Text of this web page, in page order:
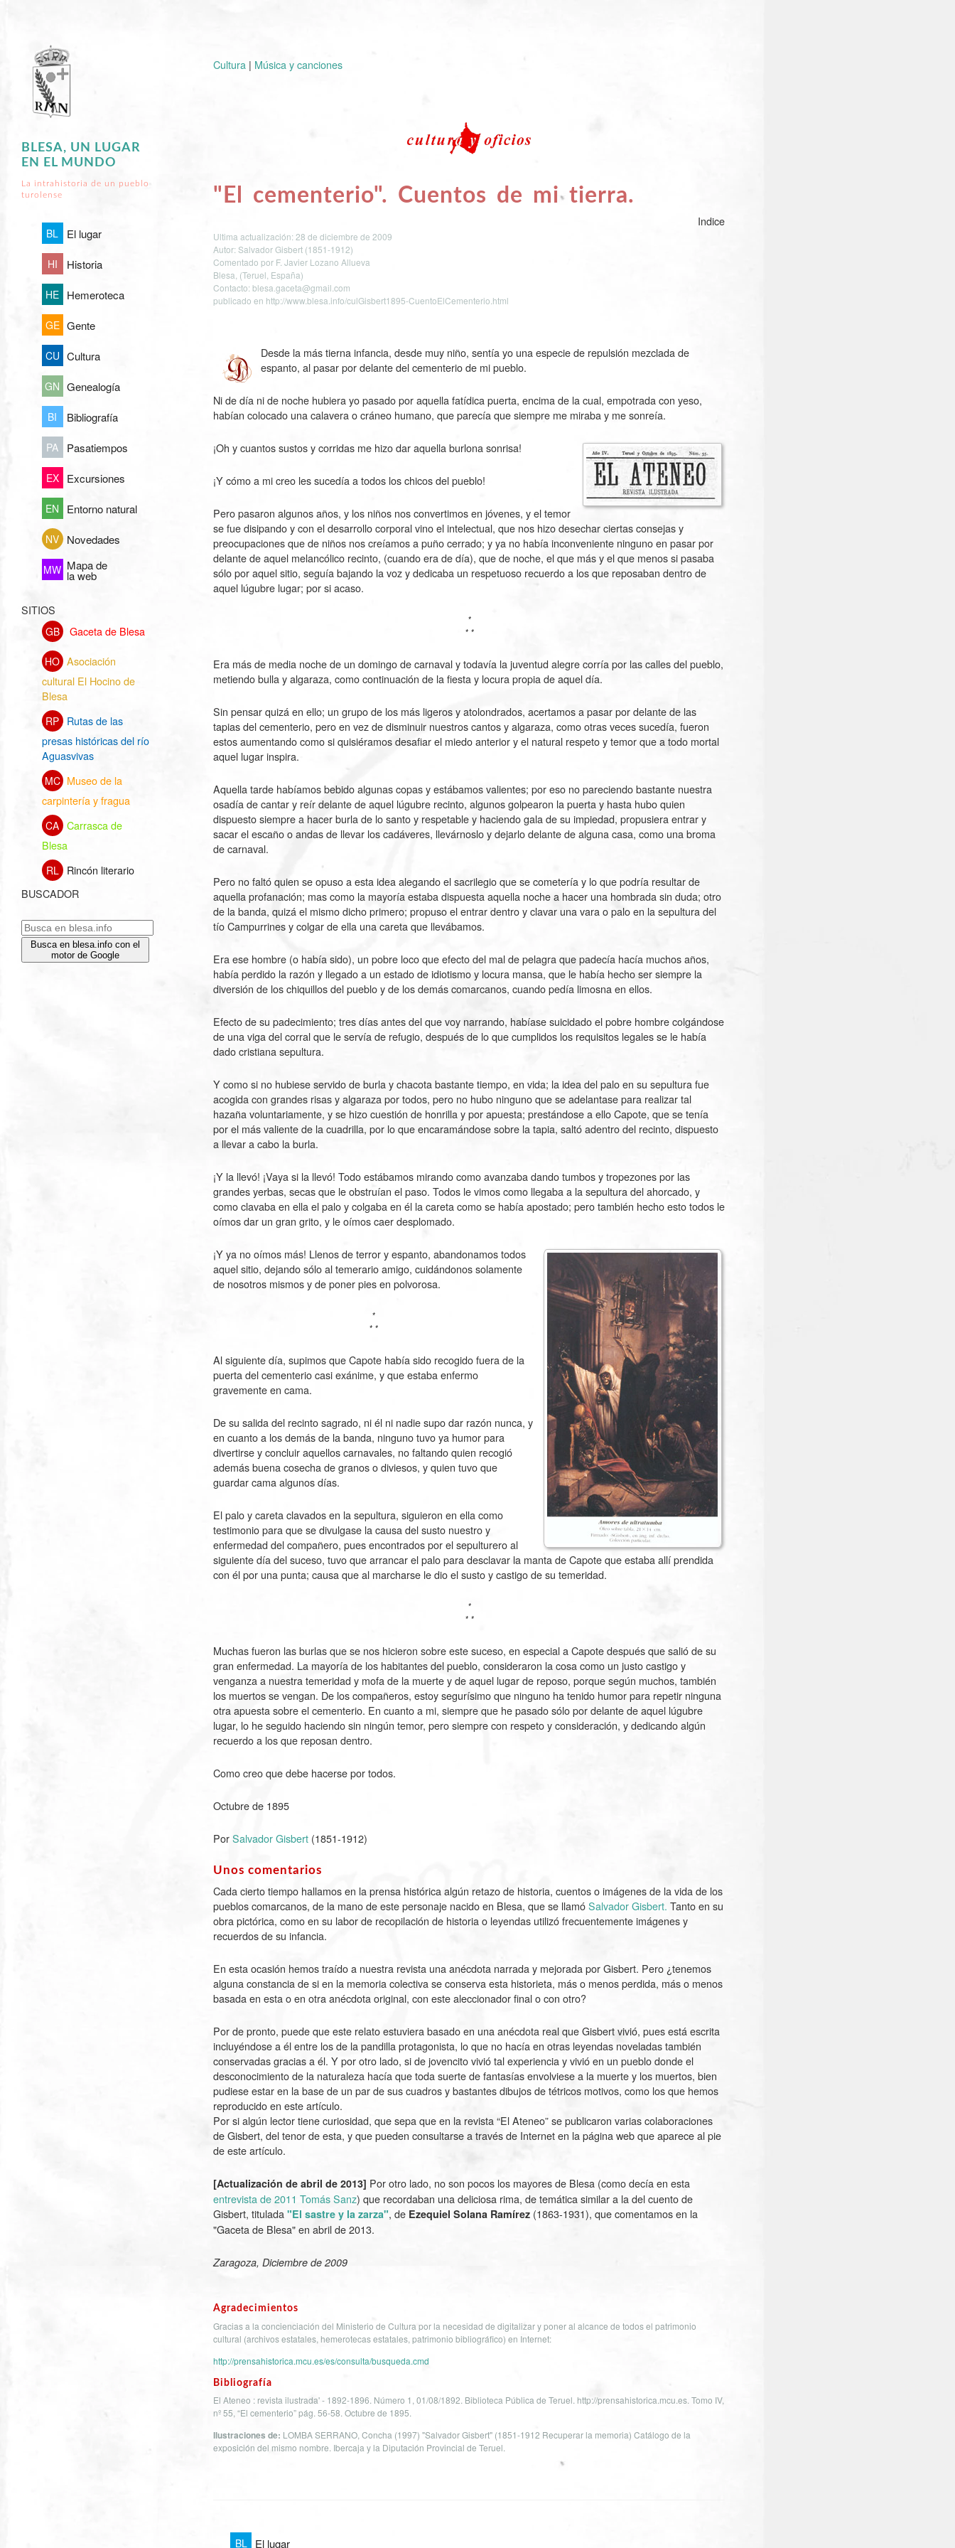
BLESA, UN LUGAR
EN EL MUNDO
La intrahistoria de un pueblo
turolense
BL El lugar
HI Historia
HE Hemeroteca
GE Gente
CU Cultura
GN Genealogía
BI Bibliografía
PA Pasatiempos
EX Excursiones
EN Entorno natural
NV Novedades
MW Mapa de
la web
SITIOS
GB Gaceta de Blesa
HO Asociación
cultural El Hocino de
Blesa
RP Rutas de las
presas históricas del río
Aguasvivas
MC Museo de la
carpintería y fragua
CA Carrasca de
Blesa
RL
Rincón literario
BUSCADOR
Busca en blesa.info con el
motor de Google
Cultura | Música y canciones
"El cementerio". Cuentos de mi tierra.
Ultima actualización: 28 de diciembre de 2009
Autor: Salvador Gisbert (1851-1912)
Comentado por F. Javier Lozano Allueva
Blesa, (Teruel, España)
Contacto: blesa.gaceta@gmail.com
publicado en http://www.blesa.info/culGisbert1895-CuentoElCementerio.html
Indice
Desde la más tierna infancia, desde muy niño, sentía yo una especie de repulsión mezclada de
espanto, al pasar por delante del cementerio de mi pueblo.
Ni de día ni de noche hubiera yo pasado por aquella fatídica puerta, encima de la cual, empotrada con yeso,
habían colocado una calavera o cráneo humano, que parecía que siempre me miraba y me sonreía.
¡Oh y cuantos sustos y corridas me hizo dar aquella burlona sonrisa!
¡Y cómo a mi creo les sucedía a todos los chicos del pueblo!
Pero pasaron algunos años, y los niños nos convertimos en jóvenes, y el temor
se fue disipando y con el desarrollo corporal vino el intelectual, que nos hizo desechar ciertas consejas y
preocupaciones que de niños nos creíamos a puño cerrado; y ya no había inconveniente ninguno en pasar por
delante de aquel melancólico recinto, (cuando era de día), que de noche, el que más y el que menos si pasaba
sólo por aquel sitio, seguía bajando la voz y dedicaba un respetuoso recuerdo a los que reposaban dentro de
aquel lúgubre lugar; por si acaso.
*
* *
Era más de media noche de un domingo de carnaval y todavía la juventud alegre corría por las calles del pueblo,
metiendo bulla y algaraza, como continuación de la fiesta y locura propia de aquel día.
Sin pensar quizá en ello; un grupo de los más ligeros y atolondrados, acertamos a pasar por delante de las
tapias del cementerio, pero en vez de disminuir nuestros cantos y algaraza, como otras veces sucedía, fueron
estos aumentando como si quisiéramos desafiar el miedo anterior y el natural respeto y temor que a todo mortal
aquel lugar inspira.
Aquella tarde habíamos bebido algunas copas y estábamos valientes; por eso no pareciendo bastante nuestra
osadía de cantar y reír delante de aquel lúgubre recinto, algunos golpearon la puerta y hasta hubo quien
dispuesto siempre a hacer burla de lo santo y respetable y haciendo gala de su impiedad, propusiera entrar y
sacar el escaño o andas de llevar los cadáveres, llevárnoslo y dejarlo delante de alguna casa, como una broma
de carnaval.
Pero no faltó quien se opuso a esta idea alegando el sacrilegio que se cometería y lo que podría resultar de
aquella profanación; mas como la mayoría estaba dispuesta aquella noche a hacer una hombrada sin duda; otro
de la banda, quizá el mismo dicho primero; propuso el entrar dentro y clavar una vara o palo en la sepultura del
tío Campurrines y colgar de ella una careta que llevábamos.
Era ese hombre (o había sido), un pobre loco que efecto del mal de pelagra que padecía hacía muchos años,
había perdido la razón y llegado a un estado de idiotismo y locura mansa, que le había hecho ser siempre la
diversión de los chiquillos del pueblo y de los demás comarcanos, cuando pedía limosna en ellos.
Efecto de su padecimiento; tres días antes del que voy narrando, habíase suicidado el pobre hombre colgándose
de una viga del corral que le servía de refugio, después de lo que cumplidos los requisitos legales se le había
dado cristiana sepultura.
Y como si no hubiese servido de burla y chacota bastante tiempo, en vida; la idea del palo en su sepultura fue
acogida con grandes risas y algaraza por todos, pero no hubo ninguno que se adelantase para realizar tal
hazaña voluntariamente, y se hizo cuestión de honrilla y por apuesta; prestándose a ello Capote, que se tenía
por el más valiente de la cuadrilla, por lo que encaramándose sobre la tapia, saltó adentro del recinto, dispuesto
a llevar a cabo la burla.
¡Y la llevó! ¡Vaya si la llevó! Todo estábamos mirando como avanzaba dando tumbos y tropezones por las
grandes yerbas, secas que le obstruían el paso. Todos le vimos como llegaba a la sepultura del ahorcado, y
como clavaba en ella el palo y colgaba en él la careta como se había apostado; pero también hecho esto todos le
oímos dar un gran grito, y le oímos caer desplomado.
¡Y ya no oímos más! Llenos de terror y espanto, abandonamos todos
aquel sitio, dejando sólo al temerario amigo, cuidándonos solamente
de nosotros mismos y de poner pies en polvorosa.
*
* *
Al siguiente día, supimos que Capote había sido recogido fuera de la
puerta del cementerio casi exánime, y que estaba enfermo
gravemente en cama.
De su salida del recinto sagrado, ni él ni nadie supo dar razón nunca, y
en cuanto a los demás de la banda, ninguno tuvo ya humor para
divertirse y concluir aquellos carnavales, no faltando quien recogió
además buena cosecha de granos o diviesos, y quien tuvo que
guardar cama algunos días.
El palo y careta clavados en la sepultura, siguieron en ella como
testimonio para que se divulgase la causa del susto nuestro y
enfermedad del compañero, pues encontrados por el sepulturero al
siguiente día del suceso, tuvo que arrancar el palo para desclavar la manta de Capote que estaba allí prendida
con él por una punta; causa que al marcharse le dio el susto y castigo de su temeridad.
*
* *
Muchas fueron las burlas que se nos hicieron sobre este suceso, en especial a Capote después que salió de su
gran enfermedad. La mayoría de los habitantes del pueblo, consideraron la cosa como un justo castigo y
venganza a nuestra temeridad y mofa de la muerte y de aquel lugar de reposo, porque según muchos, también
los muertos se vengan. De los compañeros, estoy segurísimo que ninguno ha tenido humor para repetir ninguna
otra apuesta sobre el cementerio. En cuanto a mi, siempre que he pasado sólo por delante de aquel lúgubre
lugar, lo he seguido haciendo sin ningún temor, pero siempre con respeto y consideración, y dedicando algún
recuerdo a los que reposan dentro.
Como creo que debe hacerse por todos.
Octubre de 1895
PorSalvador Gisbert (1851-1912)
Unos comentarios
Cada cierto tiempo hallamos en la prensa histórica algún retazo de historia, cuentos o imágenes de la vida de los
pueblos comarcanos, de la mano de este personaje nacido en Blesa, que se llamóSalvador Gisbert. Tanto en su
obra pictórica, como en su labor de recopilación de historia o leyendas utilizó frecuentemente imágenes y
recuerdos de su infancia.
En esta ocasión hemos traído a nuestra revista una anécdota narrada y mejorada por Gisbert. Pero ¿tenemos
alguna constancia de si en la memoria colectiva se conserva esta historieta, más o menos perdida, más o menos
basada en esta o en otra anécdota original, con este aleccionador final o con otro?
Por de pronto, puede que este relato estuviera basado en una anécdota real que Gisbert vivió, pues está escrita
incluyéndose a él entre los de la pandilla protagonista, lo que no hacía en otras leyendas noveladas también
conservadas gracias a él. Y por otro lado, si de jovencito vivió tal experiencia y vivió en un pueblo donde el
desconocimiento de la naturaleza hacía que toda suerte de fantasías envolviese a la muerte y los muertos, bien
pudiese estar en la base de un par de sus cuadros y bastantes dibujos de tétricos motivos, como los que hemos
reproducido en este artículo.
Por si algún lector tiene curiosidad, que sepa que en la revista “El Ateneo” se publicaron varias colaboraciones
de Gisbert, del tenor de esta, y que pueden consultarse a través de Internet en la página web que aparece al pie
de este artículo.
[Actualización de abril de 2013] Por otro lado, no son pocos los mayores de Blesa (como decía en esta
entrevista de 2011 Tomás Sanz) que recordaban una deliciosa rima, de temática similar a la del cuento de
Gisbert, titulada "El sastre y la zarza", de Ezequiel Solana Ramírez (1863-1931), que comentamos en la
"Gaceta de Blesa" en abril de 2013.
Zaragoza, Diciembre de 2009
Agradecimientos
Gracias a la concienciación del Ministerio de Cultura por la necesidad de digitalizar y poner al alcance de todos el patrimonio
cultural (archivos estatales, hemerotecas estatales, patrimonio bibliográfico) en Internet:
http://prensahistorica.mcu.es/es/consulta/busqueda.cmd
Bibliografía
El Ateneo : revista ilustrada' - 1892-1896. Número 1, 01/08/1892. Biblioteca Pública de Teruel. http://prensahistorica.mcu.es. Tomo IV,
nº 55, “El cementerio” pág. 56-58. Octubre de 1895.
Ilustraciones de: LOMBA SERRANO, Concha (1997) "Salvador Gisbert" (1851-1912 Recuperar la memoria) Catálogo de la
exposición del mismo nombre. Ibercaja y la Diputación Provincial de Teruel.
BL El lugar